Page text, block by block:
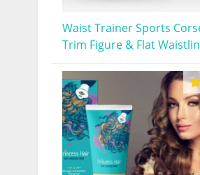
Waist Trainer Sports
Trim Figure & Flat